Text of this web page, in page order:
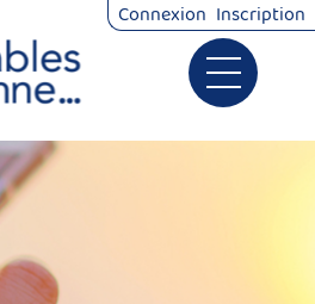
Ouvrir le
Démarches
Connexion Inscription